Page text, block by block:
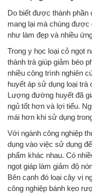
Do biết được thành
mang lại mà chúng
như làm đẹp và nhiều
Trong y học loại cỏ ngọt
thành trà giúp giảm béo
nhiều công trình nghiên
huyết áp sử dụng loại trà
Lượng đường huyết đã
ngủ tốt hơn và lợi tiểu.
mái hơn khi sử dụng
Với ngành công nghiệp
dụng vào việc sử dụng
phẩm khác nhau. Có
ngọt giáp làm giảm độ
Bên cạnh đó loại cây vị
công nghiệp bánh kẹo